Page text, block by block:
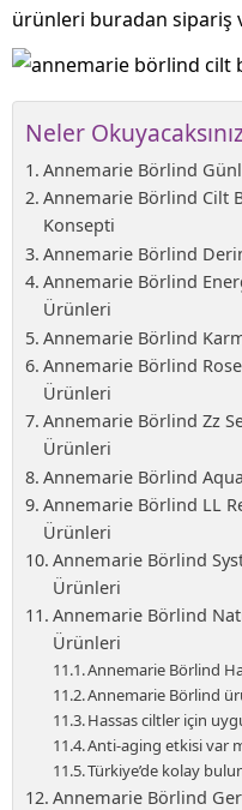
ürünleri buradan sipariş
Neler
Annemarie Börlind
Annemarie Börlind Cilt
Konsepti
Annemarie Börlind
Annemarie Börlind
Ürünleri
Annemarie Börlind
Annemarie Börlind
Ürünleri
Annemarie Börlind Zz
Ürünleri
Annemarie Börlind
Annemarie Börlind LL
Ürünleri
Annemarie Börlind
Ürünleri
Annemarie Börlind
Ürünleri
Annemarie Börlind
Annemarie Börlind
Hassas ciltler için
Anti-aging etkisi var
Türkiye’de kolay
Annemarie Börlind